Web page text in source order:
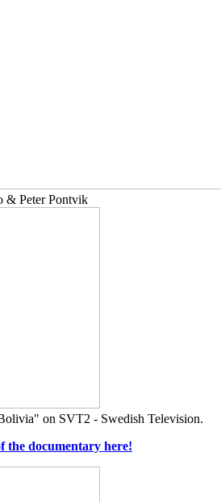
& Peter Pontvik
on SVT2 - Swedish Television.
the documentary here!